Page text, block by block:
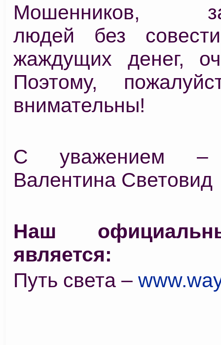
Мошенников,
людей без
жаждущих денег,
Поэтому,
внимательны!
С уважением
Валентина Световид
Наш
является:
Путь света –